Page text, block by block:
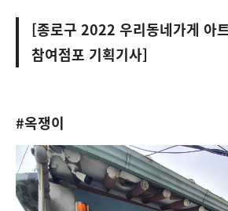
[종로구 2022 우리동네가게 아
참여점포 기획기사]
#옥쟁이